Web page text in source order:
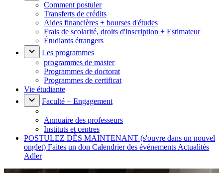
Comment postuler
Transferts de crédits
Aides financières + bourses d'études
Frais de scolarité, droits d'inscription + Estimateur
Étudiants étrangers
Les programmes
programmes de master
Programmes de doctorat
Programmes de certificat
Vie étudiante
Faculté + Engagement
Annuaire des professeurs
Instituts et centres
POSTULEZ DÈS MAINTENANT (s'ouvre dans un nouvel
onglet) Faites un don Calendrier des événements Actualités
Adler